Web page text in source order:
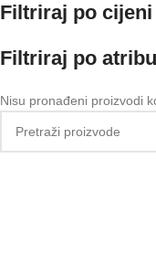
Filtriraj po cijeni
Filtriraj po
Nisu pronađeni proizvodi